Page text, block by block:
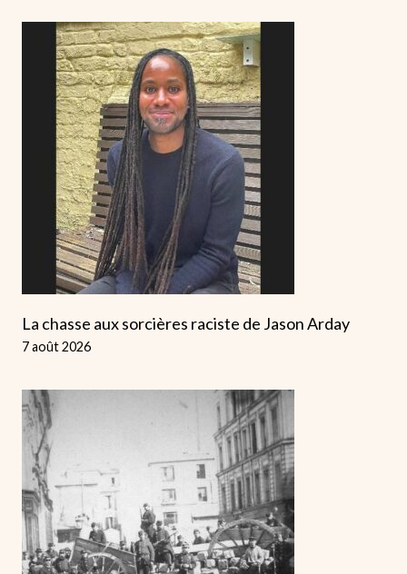
La chasse aux sorcières raciste de Jason Arday
7 août 2026